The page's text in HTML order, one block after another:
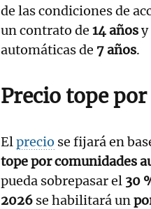
de las condiciones de
un contrato de 14 añosy
automáticas de 7 años.
Precio tope
Elprecio se fijará en
tope por comunidades
pueda sobrepasar el 30
2026 se habilitará un